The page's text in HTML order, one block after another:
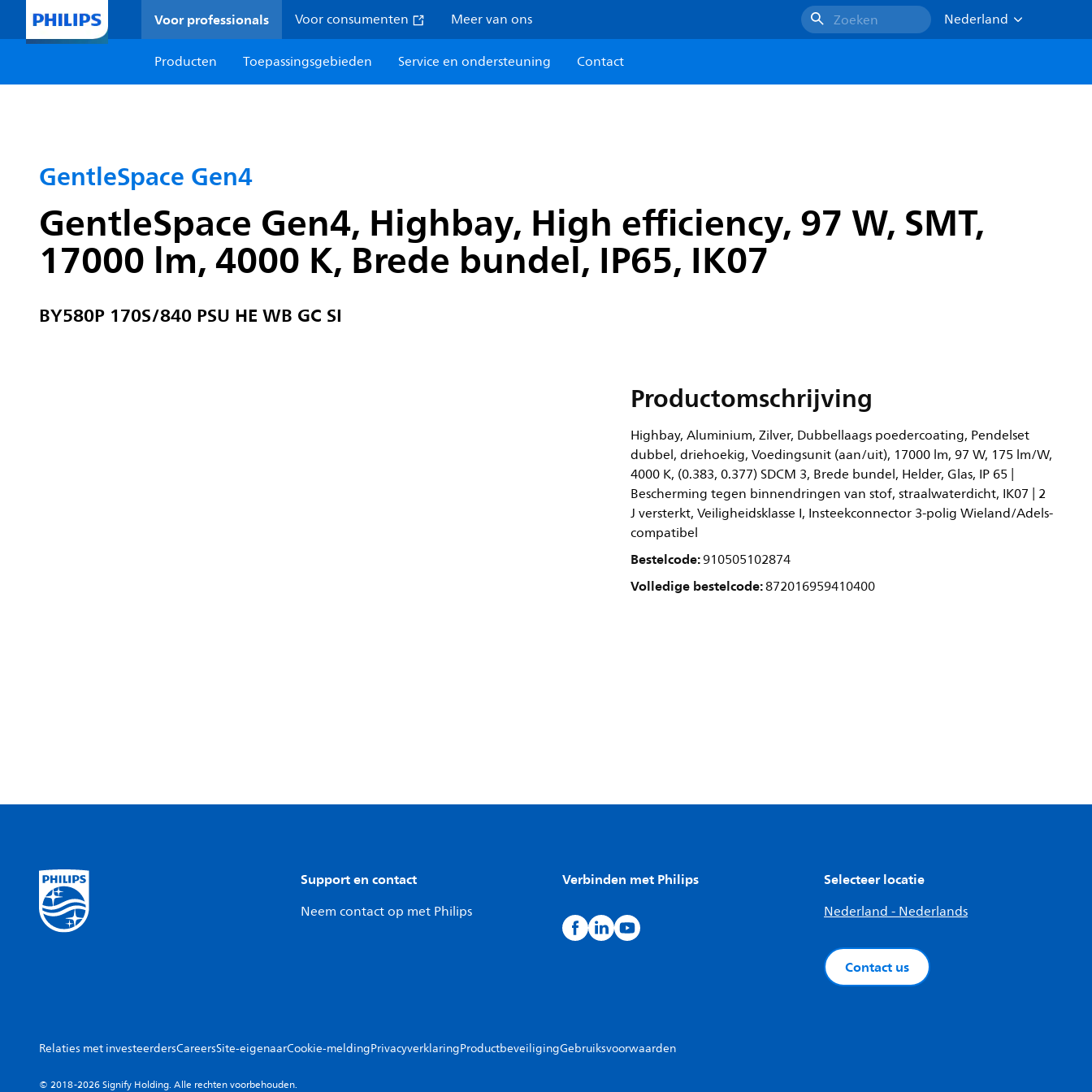
Voor professionals Voor consumenten Meer van ons Zoeken
Nederland
Producten
Toepassingsgebieden Service en ondersteuning Contact
GentleSpace Gen4
GentleSpace Gen4, Highbay, High efficiency, 97 W, SMT,
17000 lm, 4000 K, Brede bundel, IP65, IK07
BY580P 170S/840 PSU HE WB GC SI
Productomschrijving
Highbay, Aluminium, Zilver, Dubbellaags poedercoating, Pendelset
dubbel, driehoekig, Voedingsunit (aan/uit), 17000 lm, 97 W, 175 lm/W,
4000 K, (0.383, 0.377) SDCM 3, Brede bundel, Helder, Glas, IP 65 |
Bescherming tegen binnendringen van stof, straalwaterdicht, IK07 | 2
J versterkt, Veiligheidsklasse I, Insteekconnector 3-polig Wieland/Adels-
compatibel
Bestelcode:910505102874
Volledige bestelcode:872016959410400
Support en contact
Neem contact op met Philips
Verbinden met Philips Selecteer locatie
Nederland - Nederlands
Contact us
Relaties met investeerdersCareersSite-eigenaarCookie-meldingPrivacyverklaringProductbeveiligingGebruiksvoorwaarden
© 2018-2026 Signify Holding. Alle rechten voorbehouden.